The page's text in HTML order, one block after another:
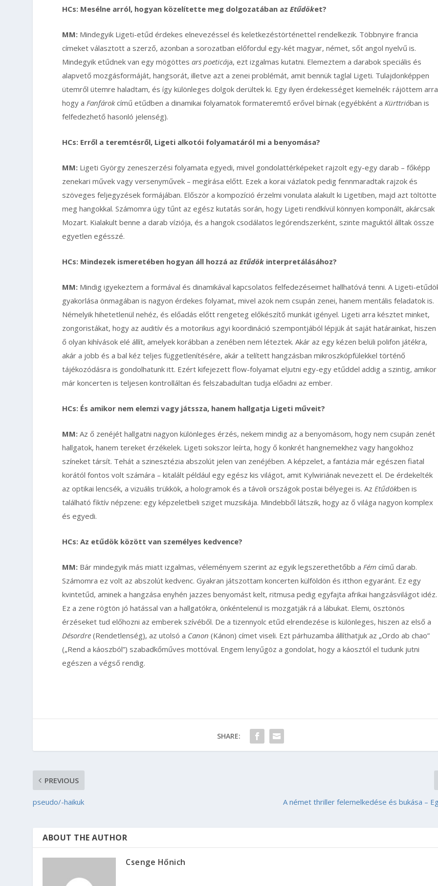
HCs: Mesélne arról, hogyan közelítette meg dolgozatában azEtűdöket?
MM: Mindegyik Ligeti-etűd érdekes elnevezéssel és keletkezéstörténettel rendelkezik. Többnyire francia
címeket választott a szerző, azonban a sorozatban előfordul egy-két magyar, német, sőt angol nyelvű is.
Mindegyik etűdnek van egy mögöttes ars poeticája, ezt izgalmas kutatni. Elemeztem a darabok speciális és
alapvető mozgásformáját, hangsorát, illetve azt a zenei problémát, amit bennük taglal Ligeti. Tulajdonképpen
ütemről ütemre haladtam, és így különleges dolgok derültek ki. Egy ilyen érdekességet kiemelnék: rájöttem
hogy a Fanfárokcímű etűdben a dinamikai folyamatok formateremtő erővel bírnak (egyébként a Kürttrióban is
felfedezhető hasonló jelenség).
HCs: Erről a teremtésről, Ligeti alkotói folyamatáról mi a benyomása?
MM: Ligeti György zeneszerzési folyamata egyedi, mivel gondolattérképeket rajzolt egy-egy darab – főképp
zenekari művek vagy versenyművek – megírása előtt. Ezek a korai vázlatok pedig fennmaradtak rajzok és
szöveges feljegyzések formájában. Először a kompozíció érzelmi vonulata alakult ki Ligetiben, majd azt töltötte
meg hangokkal. Számomra úgy tűnt az egész kutatás során, hogy Ligeti rendkívül könnyen komponált, akárcsak
Mozart. Kialakult benne a darab víziója, és a hangok csodálatos legórendszerként, szinte maguktól álltak össze
egyetlen egésszé.
HCs: Mindezek ismeretében hogyan áll hozzá azEtűdök interpretálásához?
MM: Mindig igyekeztem a formával és dinamikával kapcsolatos felfedezéseimet hallhatóvá tenni. A Ligeti-
gyakorlása önmagában is nagyon érdekes folyamat, mivel azok nem csupán zenei, hanem mentális feladatok is.
Némelyik hihetetlenül nehéz, és előadás előtt rengeteg előkészítő munkát igényel. Ligeti arra késztet minket,
zongoristákat, hogy az auditív és a motorikus agyi koordináció szempontjából lépjük át saját határainkat, hiszen
ő olyan kihívások elé állít, amelyek korábban a zenében nem léteztek. Akár az egy kézen belüli polifon játékra,
akár a jobb és a bal kéz teljes függetlenítésére, akár a telített hangzásban mikroszkópfülekkel történő
tájékozódásra is gondolhatunk itt. Ezért kifejezett flow-folyamat eljutni egy-egy etűddel addig a szintig, amikor
már koncerten is teljesen kontrolláltan és felszabadultan tudja előadni az ember.
HCs: És amikor nem elemzi vagy játssza, hanem hallgatja Ligeti műveit?
MM: Az ő zenéjét hallgatni nagyon különleges érzés, nekem mindig az a benyomásom, hogy nem csupán zenét
hallgatok, hanem tereket érzékelek. Ligeti sokszor leírta, hogy ő konkrét hangnemekhez vagy hangokhoz
színeket társít. Tehát a szinesztézia abszolút jelen van zenéjében. A képzelet, a fantázia már egészen fiatal
korától fontos volt számára – kitalált például egy egész kis világot, amit Kylwiriának nevezett el. De érdekelték
az optikai lencsék, a vizuális trükkök, a hologramok és a távoli országok postai bélyegei is. Az Etűdökben is
található fiktív népzene: egy képzeletbeli sziget muzsikája. Mindebből látszik, hogy az ő világa nagyon komplex
és egyedi.
HCs: Az etűdök között van személyes kedvence?
MM: Bár mindegyik más miatt izgalmas, véleményem szerint az egyik legszerethetőbb a Fém című darab.
Számomra ez volt az abszolút kedvenc. Gyakran játszottam koncerten külföldön és itthon egyaránt. Ez egy
kvintetűd, aminek a hangzása enyhén jazzes benyomást kelt, ritmusa pedig egyfajta afrikai hangzásvilágot idéz.
Ez a zene rögtön jó hatással van a hallgatókra, önkéntelenül is mozgatják rá a lábukat. Elemi, ösztönös
érzéseket tud előhozni az emberek szívéből. De a tizennyolc etűd elrendezése is különleges, hiszen az első a
Désordre (Rendetlenség), az utolsó a Canon (Kánon) címet viseli. Ezt párhuzamba állíthatjuk az „Ordo ab chao”
(„Rend a káoszból”) szabadkőműves mottóval. Engem lenyűgöz a gondolat, hogy a káosztól el tudunk jutni
egészen a végső rendig.
SHARE:
PREVIOUS
pseudo/-haikuk A német thriller felemelkedése és bukása –
ABOUT THE AUTHOR
Csenge Hőnich